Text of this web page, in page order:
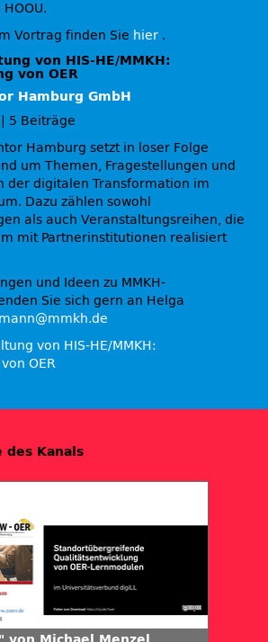
Vortrag finden Sie hier .
von HIS-HE/MMKH:
von OER
Hamburg GmbH
5 Beiträge
Hamburg setzt in loser Folge
um Themen, Fragestellungen und
der digitalen Transformation im
Dazu zählen sowohl
als auch Veranstaltungsreihen, die
mit Partnerinstitutionen realisiert
und Ideen zu MMKH-
Sie sich gern an Helga
von HIS-HE/MMKH:
OER
Kanals